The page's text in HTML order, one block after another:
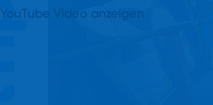
YouTube Video anzeigen